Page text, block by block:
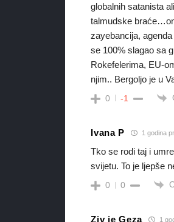
globalnih satanista
talmudske
zayebancija,
se 100% slagao sa
Rokefelerima, EU-
njim.. Bergoljo je u
0 -1
Ivana P 1 godina
Tko se rodi taj i
svijetu. To je ljepše
0 0
Ziv je Geza 1